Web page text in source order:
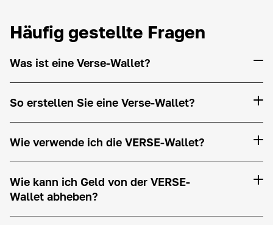
Häufig gestellte Fragen
Was ist eine Verse-Wallet?
So erstellen Sie eine Verse-Wallet?
Wie verwende ich die VERSE-Wallet?
Wie kann ich Geld von der VERSE-
Wallet abheben?